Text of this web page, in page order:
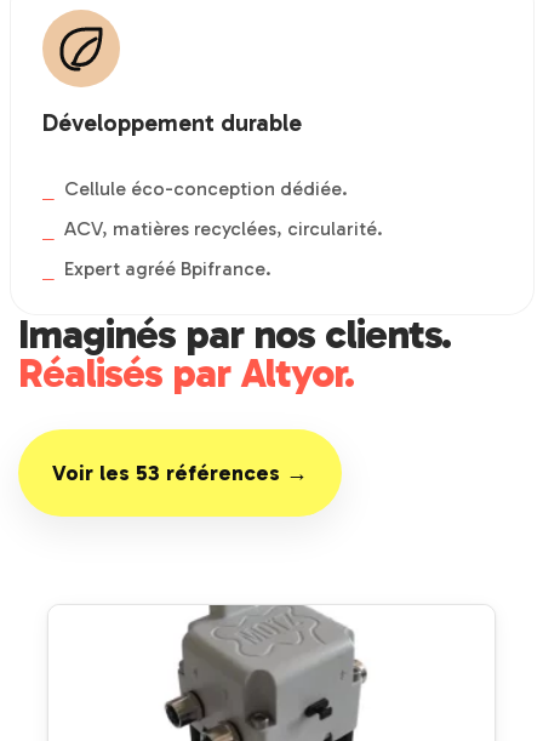
Développement durable
Cellule éco-conception dédiée.
ACV, matières recyclées, circularité.
Expert agréé Bpifrance.
Imaginés par nos clients.
Réalisés par Altyor.
Voir les 53 références →